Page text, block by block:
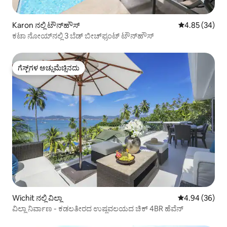
Karon ನಲ್ಲಿ ಟೌನ್‌ಹೌಸ್ 5 ರಲ್ಲಿ 4.85
4.85 (34)
ಕಟಾ ನೋಯ್‌ನಲ್ಲಿ 3 ಬೆಡ್ ಬೀಚ್‌ಫ್ರಂಟ್ ಟೌನ್‌ಹೌಸ್
ಗೆಸ್ಟ್‌ಗಳ ಅಚ್ಚುಮೆಚ್ಚಿನದು
ಗೆಸ್ಟ್‌ಗಳ ಅಚ್ಚುಮೆಚ್ಚಿನದು
Wichit ನಲ್ಲಿ ವಿಲ್ಲಾ 5 ರಲ್ಲಿ 4.94
4.94 (36)
ವಿಲ್ಲಾ ನಿರ್ವಾಣ - ಕಡಲತೀರದ ಉಷ್ಣವಲಯದ ಚಿಕ್ 4BR ಹೆವೆನ್